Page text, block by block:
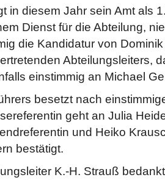
in diesem Jahr sein Amt als
Dienst für die Abteilung,
die Kandidatur von
Abteilungsleiters,
einstimmig an Michael
besetzt nach
geht an Julia
und Heiko
bestätigt.
K.-H. Strauß